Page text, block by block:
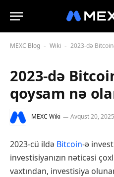
MEXC Blog - Wiki - 2023-də
2023-də
qoysam nə
MEXC Wiki Avqust 20, 2025
2023-cü ildə Bitcoin-ə
investisiyanızın nəticəsi
vaxtından, investisiya